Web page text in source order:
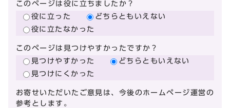
このページは役に立ちましたか？
役に立った
どちらともいえない
役に立たなかった
このページは見つけやすかったですか？
見つけやすかった
どちらともいえない
見つけにくかった
お寄せいただいたご意見は、今後のホームページ運営の
参考とします。